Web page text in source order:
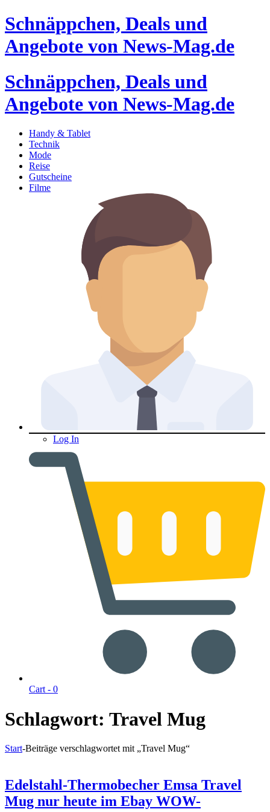
Schnäppchen, Deals und
Angebote von News-Mag.de
Schnäppchen, Deals und
Angebote von News-Mag.de
Handy & Tablet
Technik
Mode
Reise
Gutscheine
Filme
Log In
Cart - 0
Schlagwort: Travel Mug
Start-Beiträge verschlagwortet mit „Travel Mug“
Edelstahl-Thermobecher Emsa Travel
Mug nur heute im Ebay WOW-